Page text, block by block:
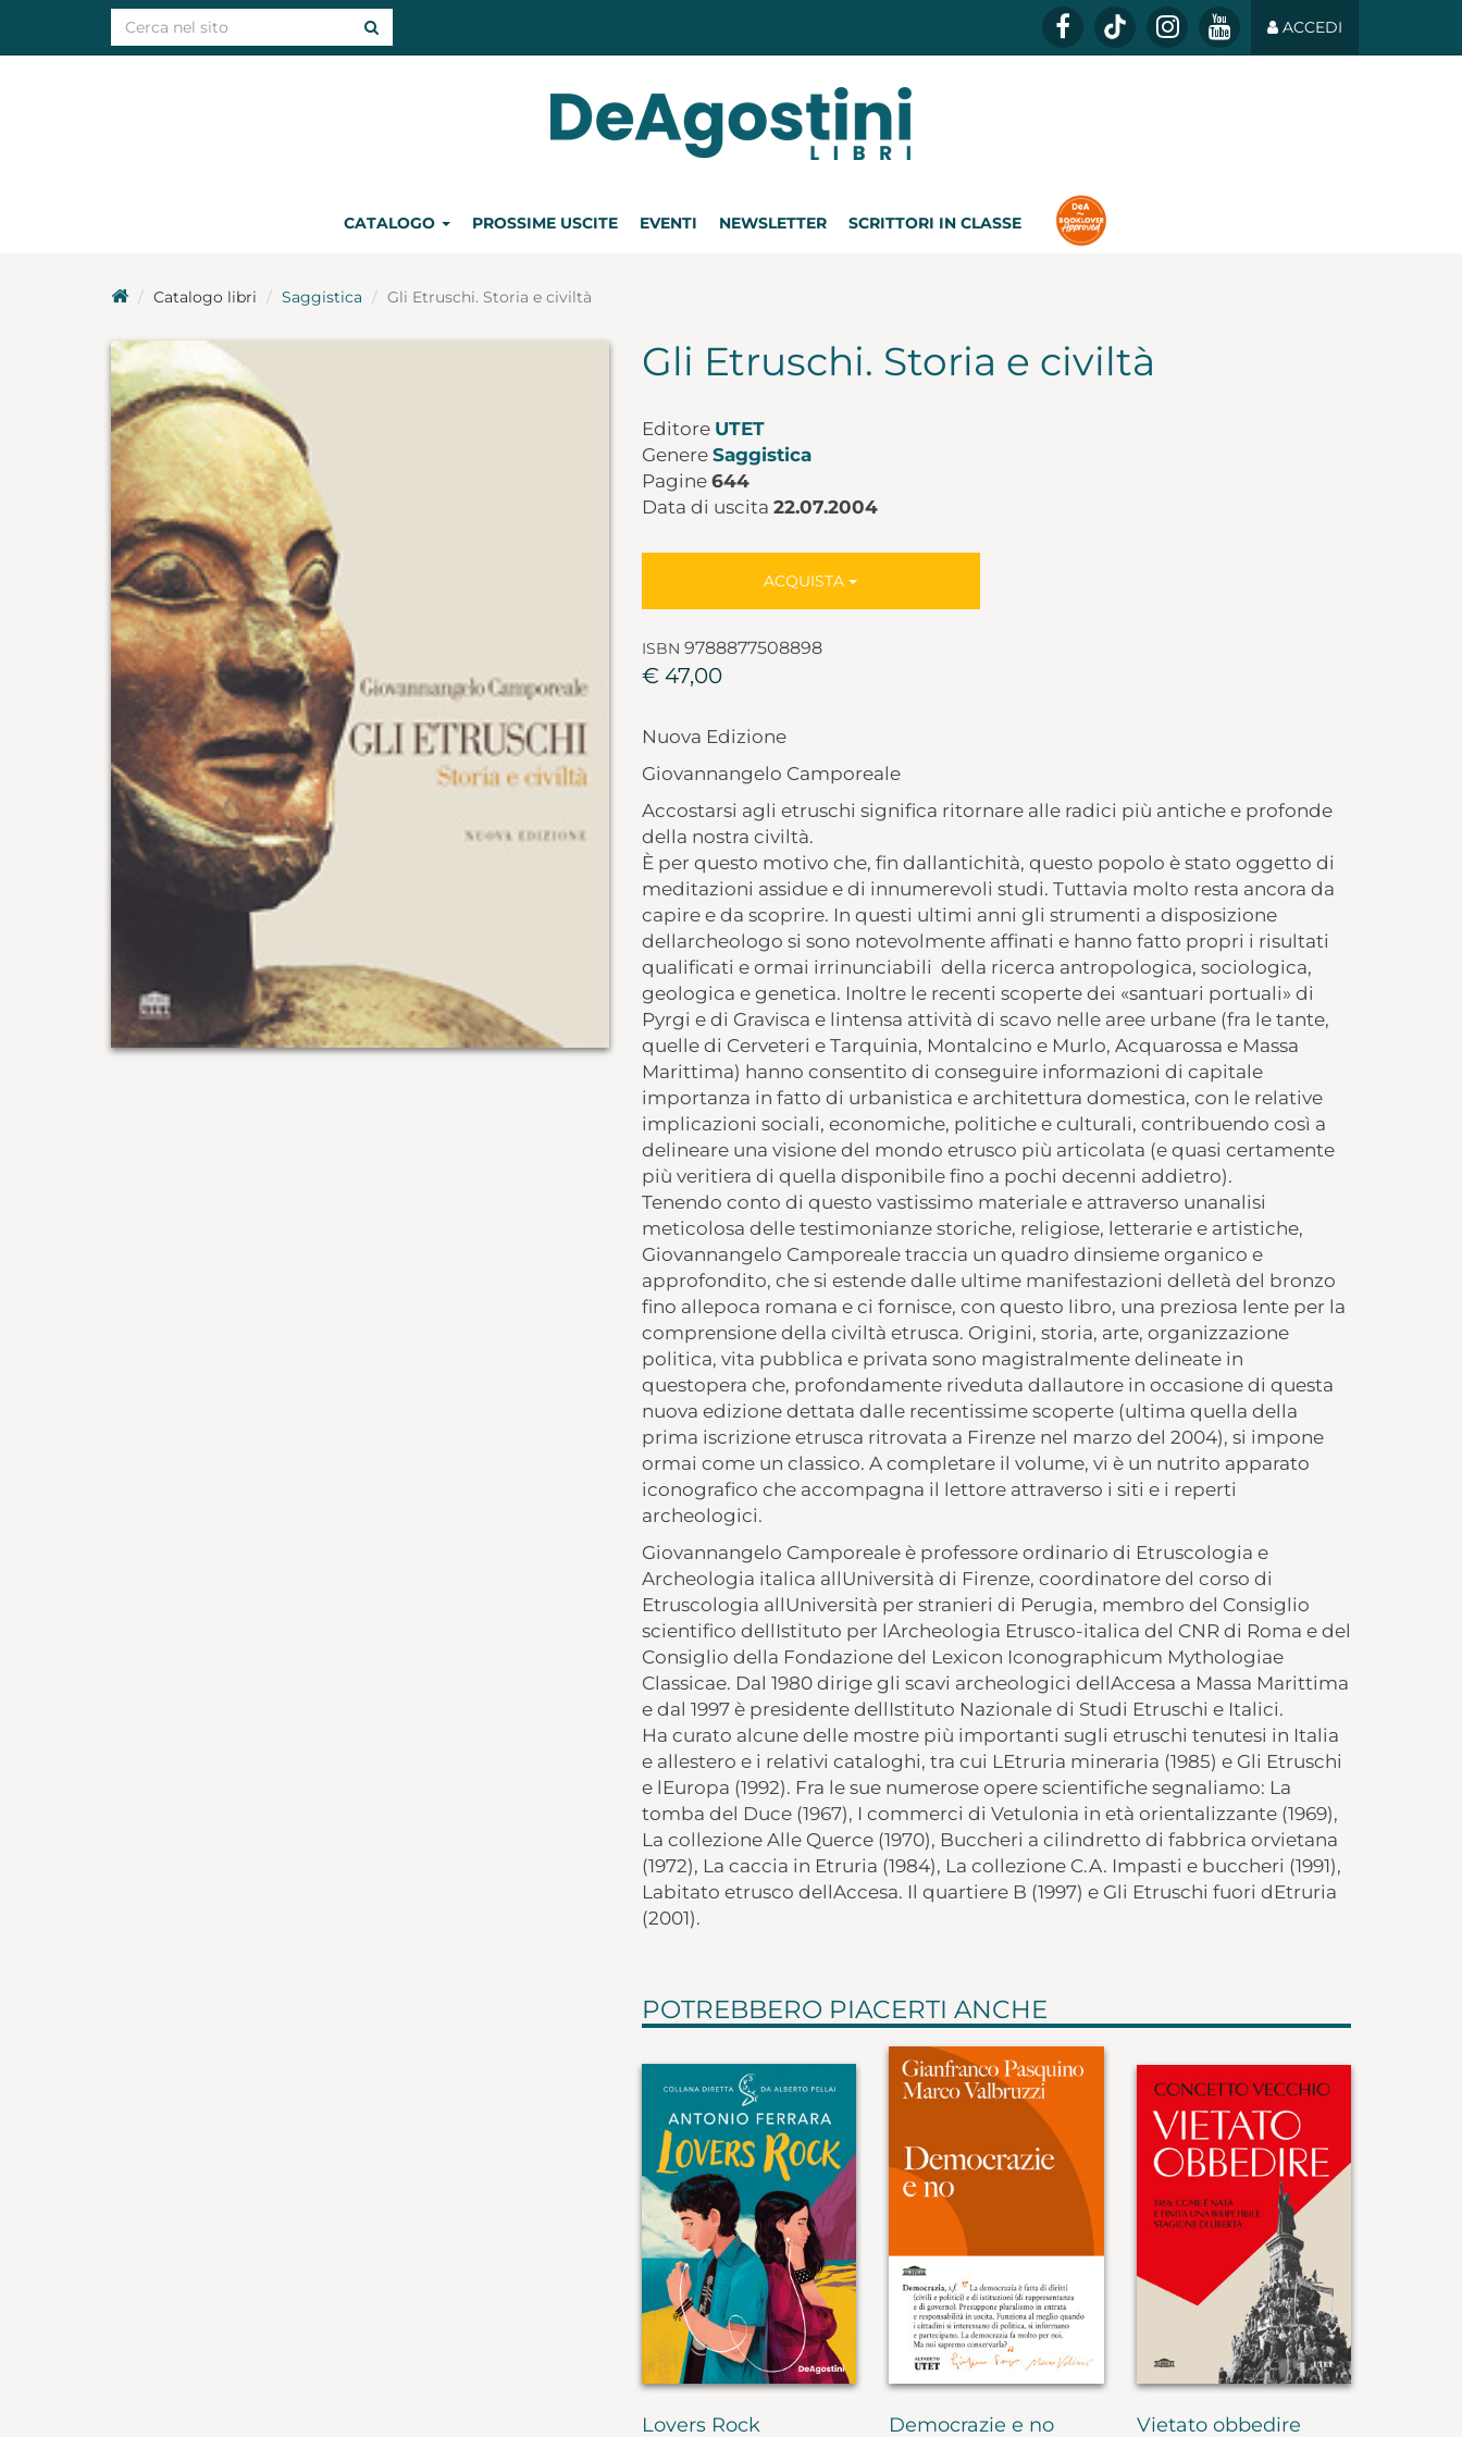
ACCEDI
CATALOGO PROSSIME USCITE EVENTI NEWSLETTER SCRITTORI IN CLASSE
Catalogo libri Saggistica Gli Etruschi. Storia e civiltà
Gli Etruschi. Storia e civiltà
Editore UTET
Genere Saggistica
Pagine 644
Data di uscita 22.07.2004
ACQUISTA
ISBN 9788877508898
€ 47,00
Nuova Edizione
Giovannangelo Camporeale
Accostarsi agli etruschi significa ritornare alle radici più antiche e profonde
della nostra civiltà.
È per questo motivo che, fin dallantichità, questo popolo è stato oggetto di
meditazioni assidue e di innumerevoli studi. Tuttavia molto resta ancora da
capire e da scoprire. In questi ultimi anni gli strumenti a disposizione
dellarcheologo si sono notevolmente affinati e hanno fatto propri i risultati 
qualificati e ormai irrinunciabili  della ricerca antropologica, sociologica,
geologica e genetica. Inoltre le recenti scoperte dei «santuari portuali» di
Pyrgi e di Gravisca e lintensa attività di scavo nelle aree urbane (fra le tante,
quelle di Cerveteri e Tarquinia, Montalcino e Murlo, Acquarossa e Massa
Marittima) hanno consentito di conseguire informazioni di capitale
importanza in fatto di urbanistica e architettura domestica, con le relative
implicazioni sociali, economiche, politiche e culturali, contribuendo così a
delineare una visione del mondo etrusco più articolata (e quasi certamente
più veritiera di quella disponibile fino a pochi decenni addietro).
Tenendo conto di questo vastissimo materiale e attraverso unanalisi
meticolosa delle testimonianze storiche, religiose, letterarie e artistiche,
Giovannangelo Camporeale traccia un quadro dinsieme organico e
approfondito, che si estende dalle ultime manifestazioni delletà del bronzo
fino allepoca romana e ci fornisce, con questo libro, una preziosa lente per la
comprensione della civiltà etrusca. Origini, storia, arte, organizzazione
politica, vita pubblica e privata sono magistralmente delineate in
questopera che, profondamente riveduta dallautore in occasione di questa
nuova edizione dettata dalle recentissime scoperte (ultima quella della
prima iscrizione etrusca ritrovata a Firenze nel marzo del 2004), si impone
ormai come un classico. A completare il volume, vi è un nutrito apparato
iconografico che accompagna il lettore attraverso i siti e i reperti
archeologici.
Giovannangelo Camporeale è professore ordinario di Etruscologia e
Archeologia italica allUniversità di Firenze, coordinatore del corso di
Etruscologia allUniversità per stranieri di Perugia, membro del Consiglio
scientifico dellIstituto per lArcheologia Etrusco-italica del CNR di Roma e del
Consiglio della Fondazione del Lexicon Iconographicum Mythologiae
Classicae. Dal 1980 dirige gli scavi archeologici dellAccesa a Massa Marittima
e dal 1997 è presidente dellIstituto Nazionale di Studi Etruschi e Italici.
Ha curato alcune delle mostre più importanti sugli etruschi tenutesi in Italia
e allestero e i relativi cataloghi, tra cui LEtruria mineraria (1985) e Gli Etruschi
e lEuropa (1992). Fra le sue numerose opere scientifiche segnaliamo: La
tomba del Duce (1967), I commerci di Vetulonia in età orientalizzante (1969),
La collezione Alle Querce (1970), Buccheri a cilindretto di fabbrica orvietana
(1972), La caccia in Etruria (1984), La collezione C.A. Impasti e buccheri (1991),
Labitato etrusco dellAccesa. Il quartiere B (1997) e Gli Etruschi fuori dEtruria
(2001).
POTREBBERO PIACERTI ANCHE
Lovers Rock Democrazie e no Vietato obbedire